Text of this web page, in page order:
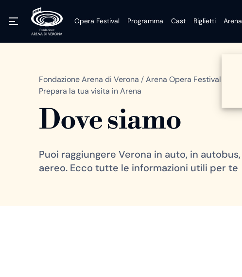
Opera Festival Programma Cast Biglietti
Fondazione Arena di Verona /Arena Opera Festival
Prepara la tua visita in Arena
Dove siamo
Puoi raggiungere Verona in auto, in
aereo. Ecco tutte le informazioni utili per te